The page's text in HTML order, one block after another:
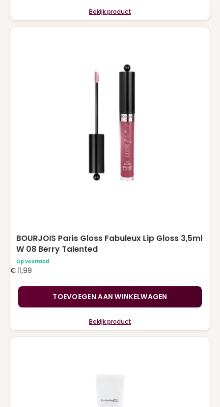
Bekijk product
BOURJOIS Paris Gloss Fabuleux Lip Gloss 3,5ml
W 08 Berry Talented
Op voorraad
€ 11,99
TOEVOEGEN AAN WINKELWAGEN
Bekijk product